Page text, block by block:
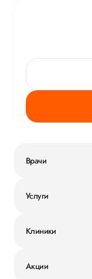
Врачи
Услуги
Клиники
Акции